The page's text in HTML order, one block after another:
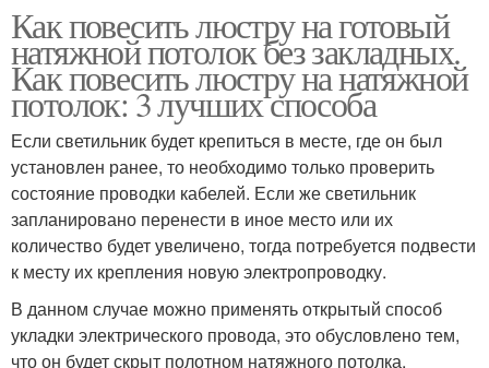
Как повесить люстру на готовый
натяжной потолок без закладных.
Как повесить люстру на натяжной
потолок: 3 лучших способа
Если светильник будет крепиться в месте, где он был
установлен ранее, то необходимо только проверить
состояние проводки кабелей. Если же светильник
запланировано перенести в иное место или их
количество будет увеличено, тогда потребуется подвести
к месту их крепления новую электропроводку.
В данном случае можно применять открытый способ
укладки электрического провода, это обусловлено тем,
что он будет скрыт полотном натяжного потолка,